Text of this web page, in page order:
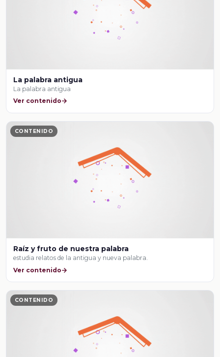
La palabra antigua
La palabra antigua
Ver contenido
CONTENIDO
Raíz y fruto de nuestra palabra
estudia relatos de la antigua y nueva palabra.
Ver contenido
CONTENIDO